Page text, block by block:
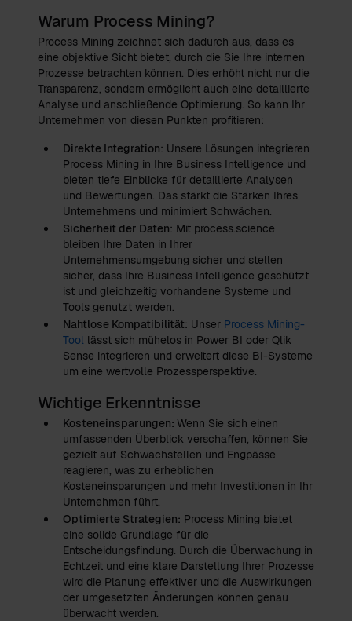
Warum Process Mining?
Process Mining zeichnet sich dadurch aus, dass es
eine objektive Sicht bietet, durch die Sie Ihre internen
Prozesse betrachten können. Dies erhöht nicht nur die
Transparenz, sondern ermöglicht auch eine detaillierte
Analyse und anschließende Optimierung. So kann Ihr
Unternehmen von diesen Punkten profitieren:
Direkte Integration: Unsere Lösungen integrieren
Process Mining in Ihre Business Intelligence und
bieten tiefe Einblicke für detaillierte Analysen
und Bewertungen. Das stärkt die Stärken Ihres
Unternehmens und minimiert Schwächen.
Sicherheit der Daten: Mit process.science
bleiben Ihre Daten in Ihrer
Unternehmensumgebung sicher und stellen
sicher, dass Ihre Business Intelligence geschützt
ist und gleichzeitig vorhandene Systeme und
Tools genutzt werden.
Nahtlose Kompatibilität: Unser Process Mining-
Tool lässt sich mühelos in Power BI oder Qlik
Sense integrieren und erweitert diese BI-Systeme
um eine wertvolle Prozessperspektive.
Wichtige Erkenntnisse
Kosteneinsparungen: Wenn Sie sich einen
umfassenden Überblick verschaffen, können Sie
gezielt auf Schwachstellen und Engpässe
reagieren, was zu erheblichen
Kosteneinsparungen und mehr Investitionen in Ihr
Unternehmen führt.
Optimierte Strategien: Process Mining bietet
eine solide Grundlage für die
Entscheidungsfindung. Durch die Überwachung in
Echtzeit und eine klare Darstellung Ihrer Prozesse
wird die Planung effektiver und die Auswirkungen
der umgesetzten Änderungen können genau
überwacht werden.